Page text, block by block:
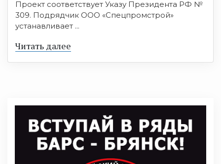
Проект соответствует Указу Президента РФ №
309. Подрядчик ООО «Спецпромстрой»
устанавливает ...
Читать далее